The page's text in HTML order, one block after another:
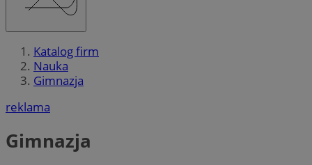
Katalog firm
Nauka
Gimnazja
reklama
Gimnazja